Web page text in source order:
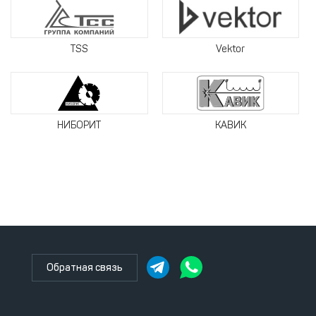
TSS Vektor
НИБОРИТ КАВИК
Обратная связь